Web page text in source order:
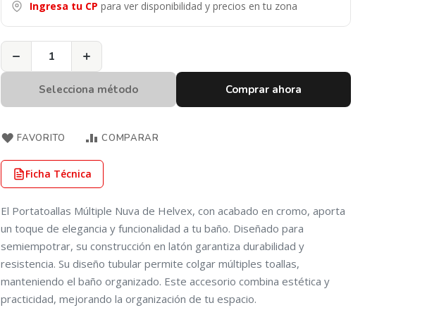
Ingresa tu CP para ver disponibilidad y precios en tu zona
− +
Selecciona método Comprar ahora
FAVORITO COMPARAR
Ficha Técnica
El Portatoallas Múltiple Nuva de Helvex, con acabado en cromo, aporta
un toque de elegancia y funcionalidad a tu baño. Diseñado para
semiempotrar, su construcción en latón garantiza durabilidad y
resistencia. Su diseño tubular permite colgar múltiples toallas,
manteniendo el baño organizado. Este accesorio combina estética y
practicidad, mejorando la organización de tu espacio.